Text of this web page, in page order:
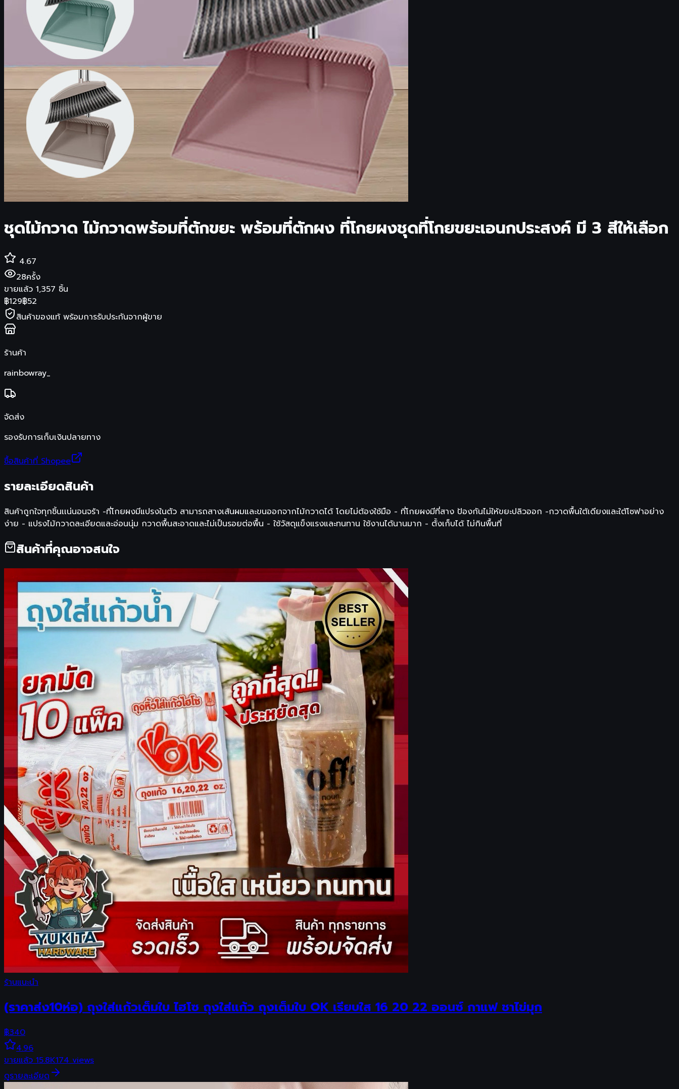
ชุดไม้กวาด ไม้กวาดพร้อมที่ตักขยะ พร้อมที่ตักผง ที่โกยผงชุดที่โกยขยะเอนกประสงค์ มี 3 สีให้เลือก
4.67
28ครั้ง
ขายแล้ว 1,357 ชิ้น
฿129฿52
สินค้าของแท้ พร้อมการรับประกันจากผู้ขาย
ร้านค้า
rainbowray_
จัดส่ง
รองรับการเก็บเงินปลายทาง
ซื้อสินค้าที่ Shopee
รายละเอียดสินค้า
สินค้าถูกใจทุกชิ้นเเน่นอนจร้า -ที่โกยผงมีแปรงในตัว สามารถสางเส้นผมและขนออกจากไม้กวาดได้ โดยไม่ต้องใช้มือ - ที่โกยผงมีที่สาง ป้องกันไม่ให้ขยะปลิวออก -กวาดพื้นใต้เดียงและใต้โซฟาอย่าง
ง่าย - แปรงไม้กวาดละเอียดและอ่อนนุ่ม กวาดพื้นสะอาดและไม่เป็นรอยต่อพื้น - ใช้วัสดุแข็งแรงและทนทาน ใช้งานได้นานมาก - ตั้งเก็บได้ ไม่กินพื้นที่
สินค้าที่คุณอาจสนใจ
ร้านแนะนำ
(ราคาส่ง10ห่อ) ถุงใส่แก้วเต็มใบ ไฮโซ ถุงใส่แก้ว ถุงเต็มใบ OK เรียบใส 16 20 22 ออนซ์ กาแฟ ชาไข่มุก
฿340
4.96
ขายแล้ว15.8K174views
ดูรายละเอียด